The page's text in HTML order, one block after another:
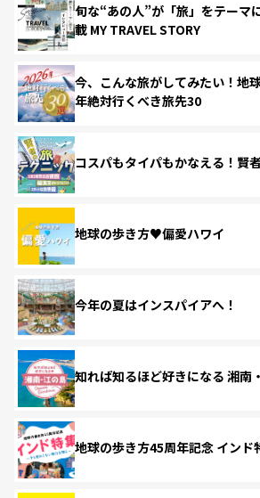
旬な“あの人”が「旅」をテーマ
載 MY TRAVEL STORY
今、こんな旅がしてみたい！地
年絶対行くべき旅先30
コスパもタイパもかなえる！賢
地球の歩き方♥偏愛ハワイ
今年の夏はインスパイアへ！
知れば知るほど好きになる 湘南
地球の歩き方45周年記念 インド